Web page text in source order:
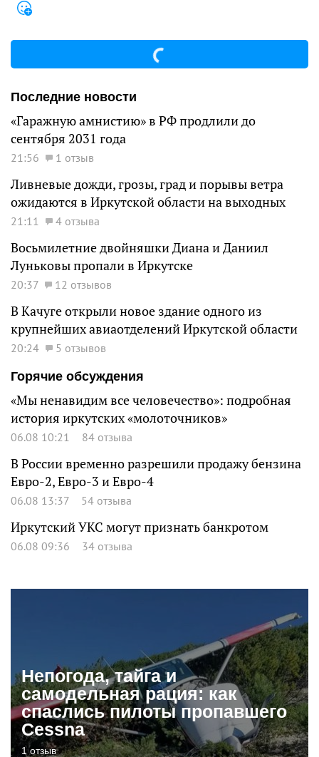
Последние новости
«Гаражную амнистию» в РФ продлили до
сентября 2031 года
21:56 1 отзыв
Ливневые дожди, грозы, град и порывы ветра
ожидаются в Иркутской области на выходных
21:11 4 отзыва
Восьмилетние двойняшки Диана и Даниил
Луньковы пропали в Иркутске
20:37 12 отзывов
В Качуге открыли новое здание одного из
крупнейших авиаотделений Иркутской области
20:24
5 отзывов
Горячие обсуждения
«Мы ненавидим все человечество»: подробная
история иркутских «молоточников»
06.08 10:21 84 отзыва
В России временно разрешили продажу бензина
Евро-2, Евро-3 и Евро-4
06.08 13:37 54 отзыва
Иркутский УКС могут признать банкротом
06.08 09:36 34 отзыва
Непогода, тайга и
самодельная рация: как
спаслись пилоты пропавшего
Cessna
1 отзыв